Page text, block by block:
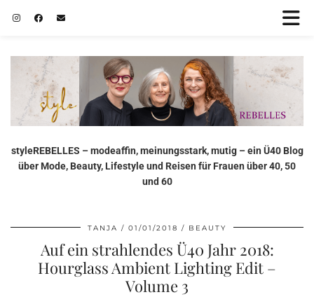
styleREBELLES – modeaffin, meinungsstark, mutig – ein Ü40 Blog
über Mode, Beauty, Lifestyle und Reisen für Frauen über 40, 50
und 60
TANJA 01/01/2018 BEAUTY
Auf ein strahlendes Ü40 Jahr 2018:
Hourglass Ambient Lighting Edit –
Volume 3